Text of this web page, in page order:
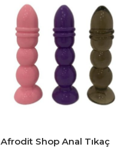
Afrodit Shop Anal Tıkaç